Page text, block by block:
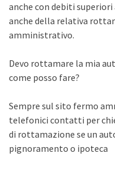
anche con debiti
anche della relativa
amministrativo.
Devo rottamare la mia
come posso fare?
Sempre sul sito fermo
telefonici contatti per
di rottamazione se un
pignoramento o ipoteca